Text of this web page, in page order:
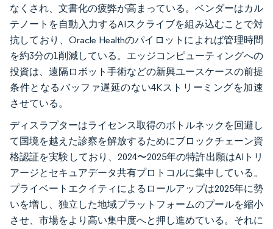
なくされ、文書化の疲弊が高まっている。ベンダーはカル
テノートを自動入力するAIスクライブを組み込むことで対
抗しており、Oracle Healthのパイロットによれば管理時間
を約3分の1削減している。エッジコンピューティングへの
投資は、遠隔ロボット手術などの新興ユースケースの前提
条件となるバッファ遅延のない4Kストリーミングを加速
させている。
ディスラプターはライセンス取得のボトルネックを回避し
て国境を越えた診察を解放するためにブロックチェーン資
格認証を実験しており、2024〜2025年の特許出願はAIトリ
アージとセキュアデータ共有プロトコルに集中している。
プライベートエクイティによるロールアップは2025年に勢
いを増し、独立した地域プラットフォームのプールを縮小
させ、市場をより高い集中度へと押し進めている。それに